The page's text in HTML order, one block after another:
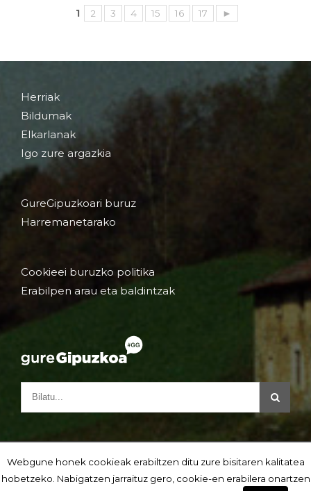
1 2 3 4 15 16 17 ►
Herriak
Bildumak
Elkarlanak
Igo zure argazkia
GureGipuzkoari buruz
Harremanetarako
Cookieei buruzko politika
Erabilpen arau eta baldintzak
Webgune honek cookieak erabiltzen ditu zure bisitaren kalitatea
hobetzeko. Nabigatzen jarraituz gero, cookie-en erabilera onartzen